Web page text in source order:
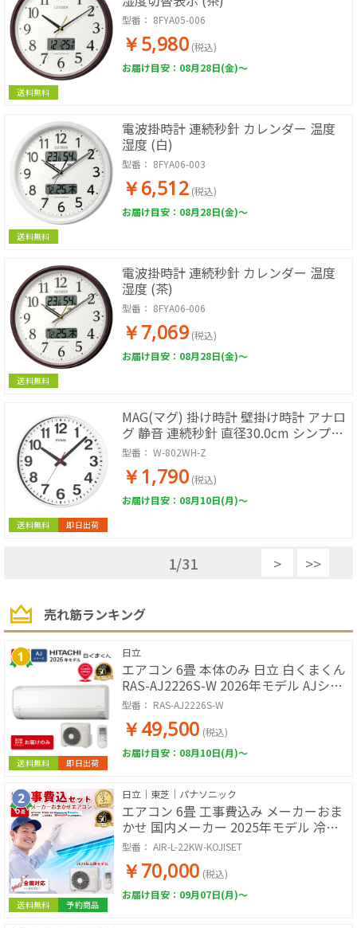
送料無料
型番： 8FYA05-006
￥5,980 (税込)
お届け目安：08月28日(金)～
送料無料
電波掛時計 連続秒針 カレンダー 温度
湿度 (白)
型番： 8FYA06-003
￥6,512 (税込)
お届け目安：08月28日(金)～
送料無料
電波掛時計 連続秒針 カレンダー 温度
湿度 (茶)
型番： 8FYA06-006
￥7,069 (税込)
お届け目安：08月28日(金)～
送料無料 即日出荷
MAG(マグ) 掛け時計 壁掛け時計 アナロ
グ 静音 連続秒針 直径30.0cm シンプル
おしゃれ 見やすい ホワイト W802WHZ
型番： W-802WH-Z
￥1,790 (税込)
お届け目安：08月10日(月)～
1/31 > >>
売れ筋ランキング
送料無料 即日出荷
日立
エアコン 6畳 本体のみ 日立 白くまくん
RAS-AJ2226S-W 2026年モデル AJシリ
ーズ ルームエアコン 取付工事なし 冷暖
房 単相100V スターホワイト 除湿 コン
パクト 壁掛けエアコン エアコン単品 寝
室 子ども部屋 書斎
型番： RAS-AJ2226S-W
￥49,500 (税込)
お届け目安：08月10日(月)～
送料無料 予約商品
日立｜東芝｜パナソニック
エアコン 6畳 工事費込み メーカーおま
かせ 国内メーカー 2025年モデル 冷房
暖房 冷暖房 100V ルームエアコン 工事
保証3年 工事費込み 工事費込 工事込み
工事込
型番： AIR-L-22KW-KOJISET
￥70,000 (税込)
お届け目安：09月07日(月)～